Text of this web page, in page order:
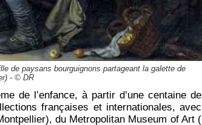
de paysans bourguignons partageant la galette de
- © DR
de l’enfance, à partir d’une centaine de
françaises et internationales, avec
du Metropolitan Museum of Art (